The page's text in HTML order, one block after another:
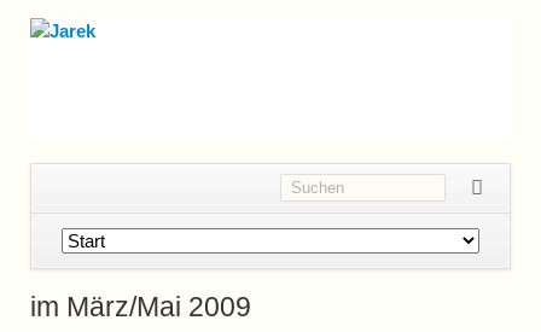
Navigation
überspringen
im März/Mai 2009